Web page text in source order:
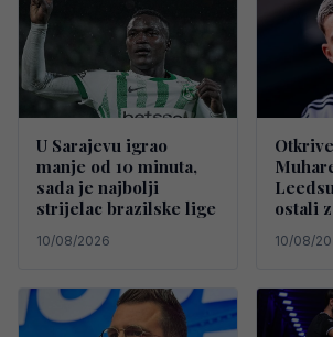
U Sarajevu igrao
manje od 10 minuta,
sada je najbolji
strijelac brazilske lige
10/08/2026
ostali
10/08/